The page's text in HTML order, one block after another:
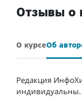
Отзывы о
О курсеОб
Редакция
индивидуальны.